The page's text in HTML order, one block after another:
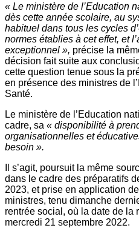
« Le ministère de l’Education
dès cette année scolaire, au
habituel dans tous les cycles
normes établies à cet effet, et
exceptionnel », précise la
décision fait suite aux
cette question tenue sous la
en présence des ministres de
Santé.
Le ministère de l’Education
cadre, sa « disponibilité à
organisationnelles et
besoin ».
Il s’agit, poursuit la même
dans le cadre des préparatifs
2023, et prise en application
ministres, tenu dimanche
rentrée social, où la date de la
mercredi 21 septembre 2022.